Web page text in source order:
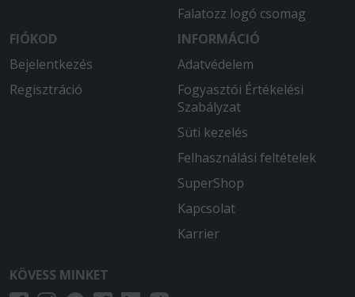
Falatozz logó csomag
FIÓKOD
Bejelentkezés
Regisztráció
INFORMÁCIÓ
Adatvédelem
Fogyasztói Értékelési
Szabályzat
Süti kezelés
Felhasználási feltételek
SuperShop
Kapcsolat
Karrier
KÖVESS MINKET